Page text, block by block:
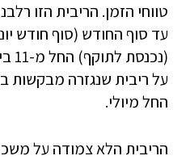
טווחי הזמן. הריבית הזו
עד סוף החודש (סוף חודש
על ריבית שנגזרה מבקשות
החל מיולי.
הריבית הלא צמודה על